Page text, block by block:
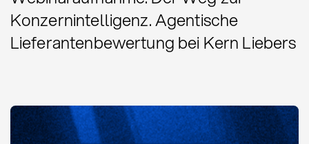
Konzernintelligenz. Agentische
Lieferantenbewertung bei Kern Liebers